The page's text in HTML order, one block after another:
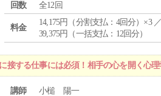
回数
全12回
料金
14,175円（分割支払：4回分）×3
39,375円（一括支払：12回分）
する仕事には必須！相手の心を開く心理
講師 小槌 陽一